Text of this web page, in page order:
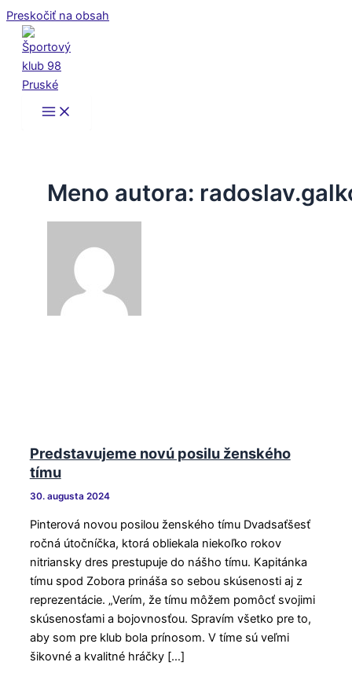
Preskočiť na obsah
Meno autora:
Predstavujeme novú posilu ženského
tímu
30. augusta 2024
Pinterová novou posilou ženského tímu Dvadsaťšesť
ročná útočníčka, ktorá obliekala niekoľko rokov
nitriansky dres prestupuje do nášho tímu. Kapitánka
tímu spod Zobora prináša so sebou skúsenosti aj z
reprezentácie. „Verím, že tímu môžem pomôcť svojimi
skúsenosťami a bojovnosťou. Spravím všetko pre to,
aby som pre klub bola prínosom. V tíme sú veľmi
šikovné a kvalitné hráčky […]